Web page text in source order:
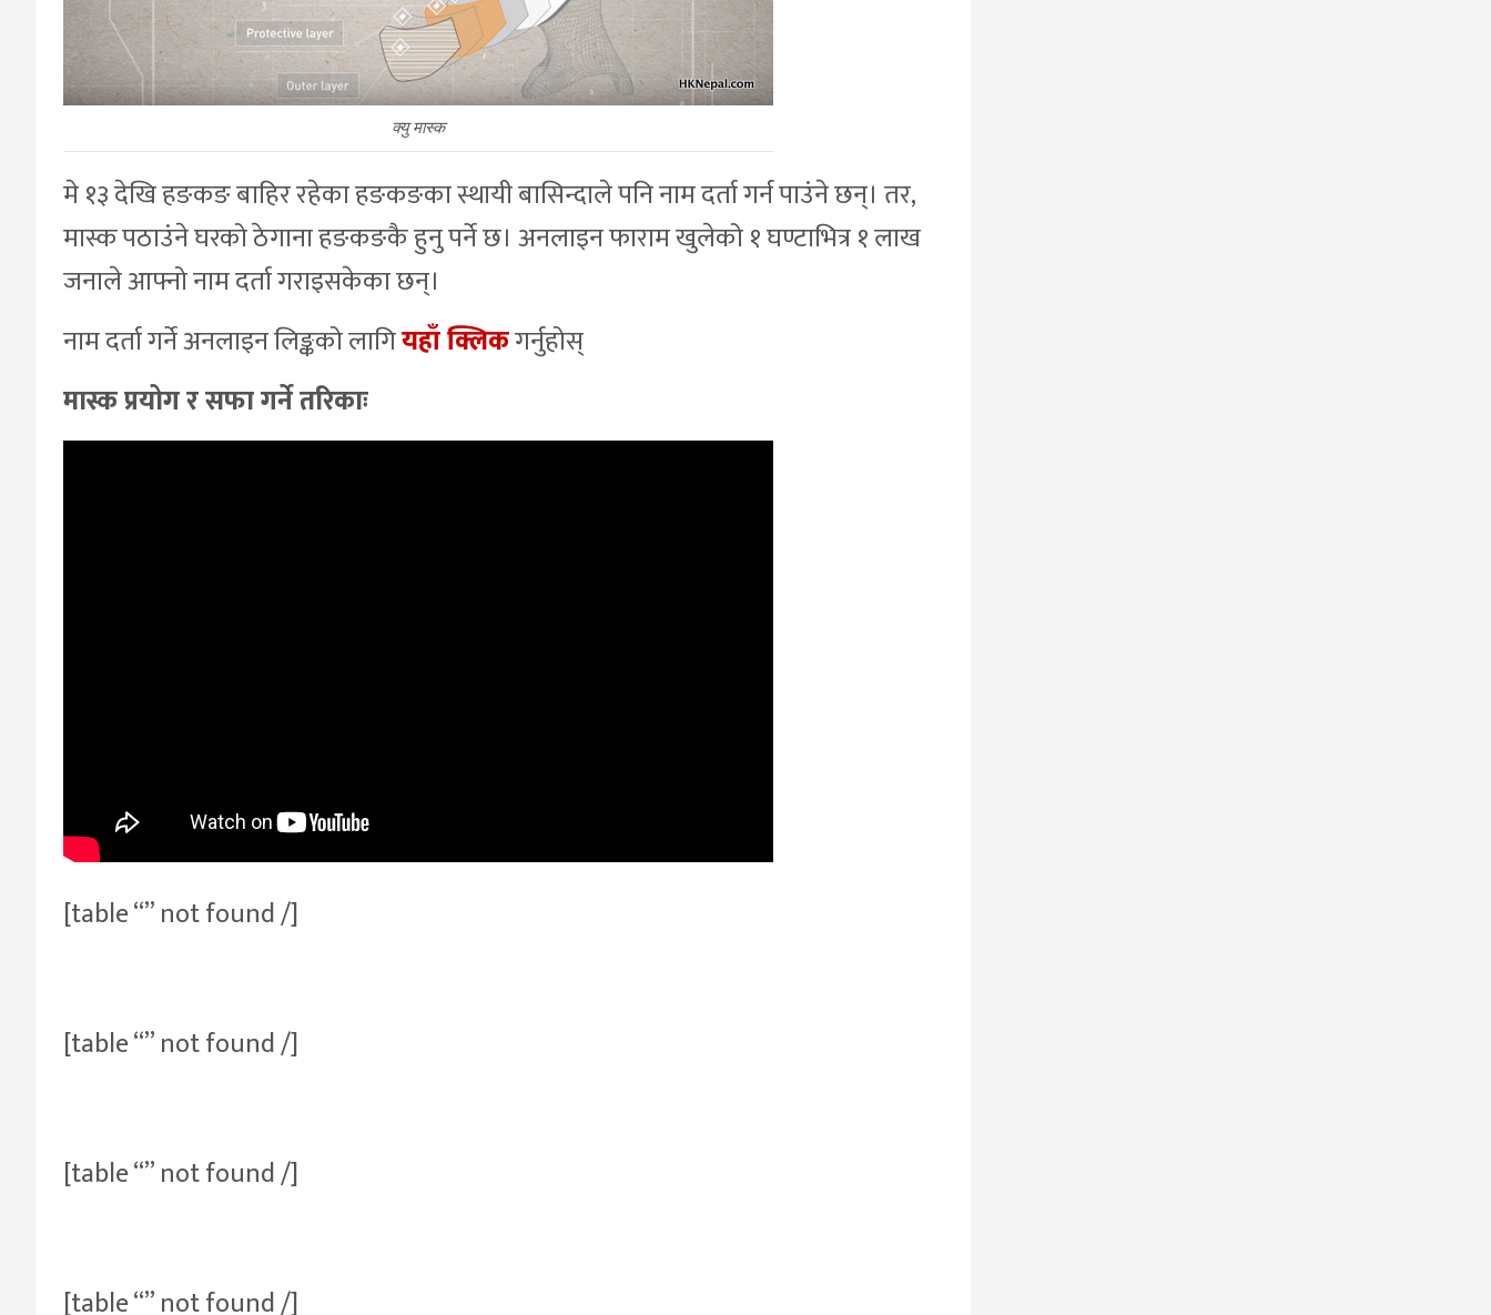
क्यु मास्क
मे १३ देखि हङकङ बाहिर रहेका हङकङका स्थायी बासिन्दाले पनि नाम दर्ता गर्न पाउंने छन्। तर,
मास्क पठाउंने घरको ठेगाना हङकङकै हुनु पर्ने छ। अनलाइन फाराम खुलेको १ घण्टाभित्र १ लाख
जनाले आफ्नो नाम दर्ता गराइसकेका छन्।
नाम दर्ता गर्ने अनलाइन लिङ्कको लागियहाँ क्लिकगर्नुहोस्
मास्क प्रयोग र सफा गर्ने तरिकाः
[table “” not found /]
[table “” not found /]
[table “” not found /]
[table “” not found /]